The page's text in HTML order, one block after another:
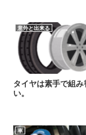
意外と出来る
タイヤは素手で組
い。
車